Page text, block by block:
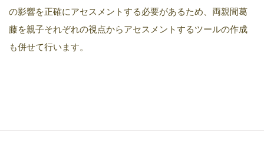
の影響を正確にアセスメントする必要があるため、両親間葛
藤を親子それぞれの視点からアセスメントするツールの作成
も併せて行います。